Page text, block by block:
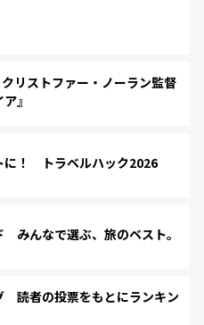
リストファー・ノーラン監督
』
に！ トラベルハック2026
みんなで選ぶ、旅のベスト。
読者の投票をもとにランキン